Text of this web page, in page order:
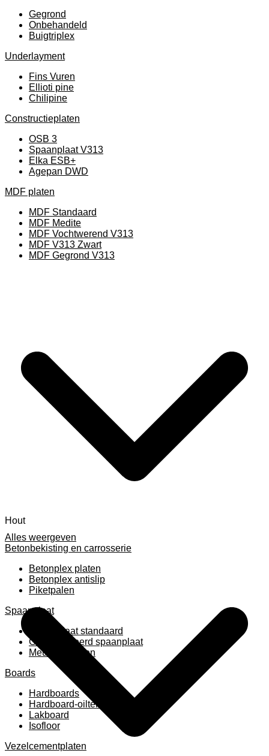
Gegrond
Onbehandeld
Buigtriplex
Underlayment
Fins Vuren
Ellioti pine
Chilipine
Constructieplaten
OSB 3
Spaanplaat V313
Elka ESB+
Agepan DWD
MDF platen
MDF Standaard
MDF Medite
MDF Vochtwerend V313
MDF V313 Zwart
MDF Gegrond V313
Alles weergeven
Betonbekisting en carrosserie
Betonplex platen
Betonplex antislip
Piketpalen
Spaanplaat
Spaanplaat standaard
Geplastificeerd spaanplaat
Meubelpanelen
Boards
Hardboards
Hardboard-oiltemperated
Lakboard
Isofloor
Vezelcementplaten
Hout